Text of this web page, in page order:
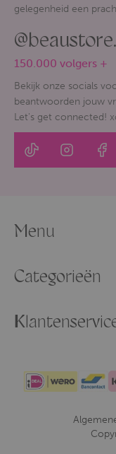
gelegenheid een
150.000 volgers +
Bekijk onze socials
beantwoorden jouw
Let's get connected!
Menu
Categorieën